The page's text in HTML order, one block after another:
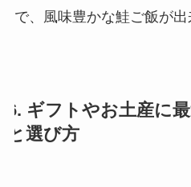
で、風味豊かな鮭ご飯が出
6. ギフトやお土産に
と選び方